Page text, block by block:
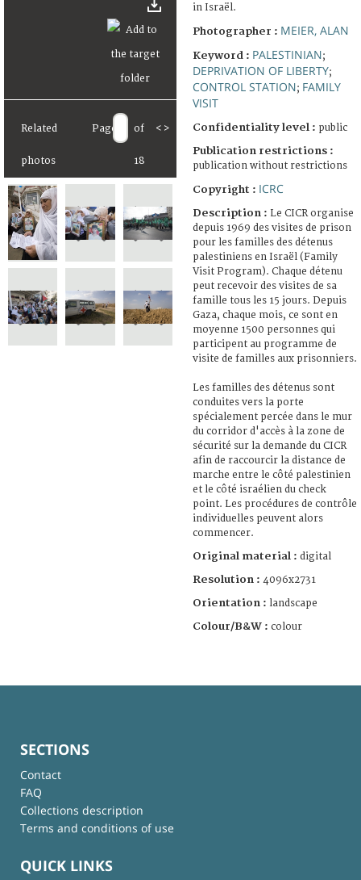
Related
photos
Page of
18
< >
in Israël.
Photographer : MEIER, ALAN
Keyword : PALESTINIAN;
DEPRIVATION OF LIBERTY;
CONTROL STATION; FAMILY
VISIT
Confidentiality level : public
Publication restrictions :
publication without restrictions
Copyright : ICRC
Description : Le CICR organise
depuis 1969 des visites de prison
pour les familles des détenus
palestiniens en Israël (Family
Visit Program). Chaque détenu
peut recevoir des visites de sa
famille tous les 15 jours. Depuis
Gaza, chaque mois, ce sont en
moyenne 1500 personnes qui
participent au programme de
visite de familles aux prisonniers.
Les familles des détenus sont
conduites vers la porte
spécialement percée dans le mur
du corridor d'accès à la zone de
sécurité sur la demande du CICR
afin de raccourcir la distance de
marche entre le côté palestinien
et le côté israélien du check
point. Les procédures de contrôle
individuelles peuvent alors
commencer.
Original material : digital
Resolution : 4096x2731
Orientation : landscape
Colour/B&W : colour
SECTIONS
Contact
FAQ
Collections description
Terms and conditions of use
QUICK LINKS